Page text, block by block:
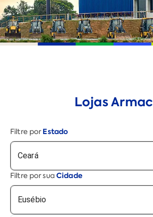
Lojas Armac
Filtre por Estado
Ceará
Filtre por suaCidade
Eusébio